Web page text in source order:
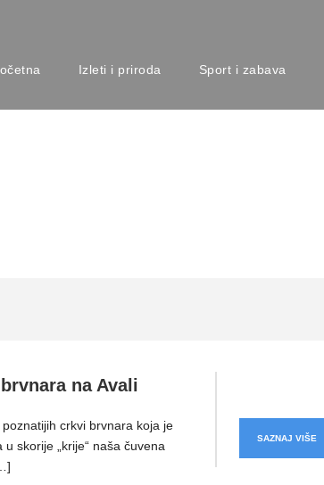
Izleti i priroda Sport i zabava
na Avali
crkvi brvnara koja je
u skorije „krije“ naša čuvena
SAZNAJ VIŠE